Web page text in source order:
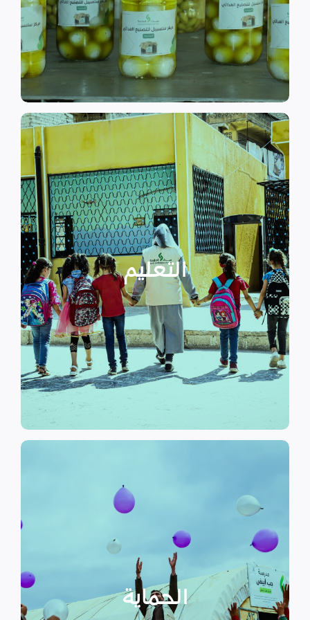
الى الاهتمام بالمشاريع التنموية.
اقرأ المزيد
التعليم
التعليم
نهدف إلى توفير مناهج التعليم غير
الرسمي وبرامج التوعية التي
تستهدف الناشئين والأطفال مما
يساهم في تعزيز السلام و دعم
الأطفال المنقطعين عن العملية
التعليمية أو المتأخرين عن المراحل
الدراسية بسبب الصراع القائم.
اقرأ المزيد
الحماية
الحماية
الأسر المهمشة والتي ترأسها إناث
عبر تعزيز المساعدة الإنسانية التي
تراعي الأمور الخاصة بالنوع
الاجتماعي “الجنساني” مع التركيز